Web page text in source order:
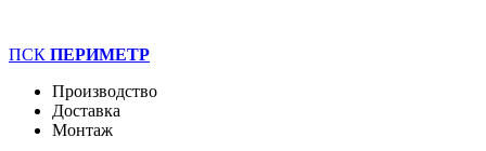
ПСК ПЕРИМЕТР
Производство
Доставка
Монтаж